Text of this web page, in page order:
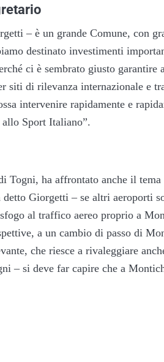
– è un grande Comune, con
destinato investimenti
ci è sembrato giusto
siti di rilevanza internazionale e
intervenire rapidamente e
Sport Italiano”.
Togni, ha affrontato anche il tema
detto Giorgetti – se altri aeroporti
al traffico aereo proprio a
a un cambio di passo di
che riesce a rivaleggiare
– si deve far capire che a